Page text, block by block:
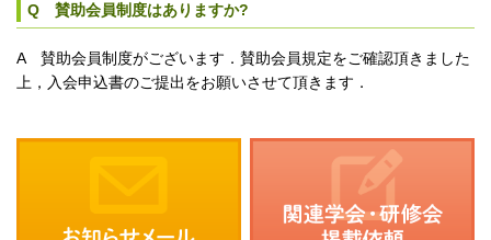
Q 賛助会員制度はありますか?
A 賛助会員制度がございます．賛助会員規定をご確認頂きました
上，入会申込書のご提出をお願いさせて頂きます．